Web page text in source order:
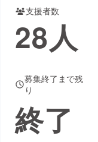
支援者数
28人
募集終了まで残
り
終了